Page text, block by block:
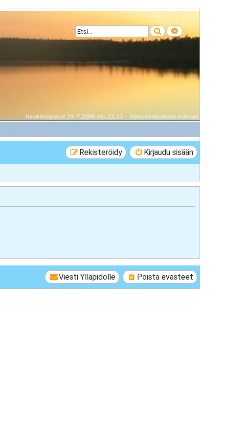
Etsi Tarkennettu haku
Kirjaudu sisään
Rekisteröidy
Poista evästeet
Viesti Ylläpidolle